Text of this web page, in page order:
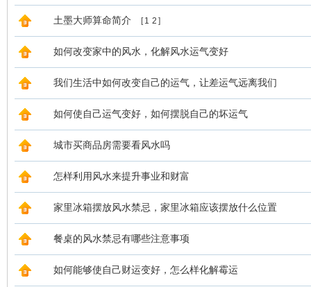
土墨大师算命简介 [ 1 2 ]
如何改变家中的风水，化解风水运气变好
我们生活中如何改变自己的运气，让差运气远离我们
如何使自己运气变好，如何摆脱自己的坏运气
城市买商品房需要看风水吗
怎样利用风水来提升事业和财富
家里冰箱摆放风水禁忌，家里冰箱应该摆放什么位置
餐桌的风水禁忌有哪些注意事项
如何能够使自己财运变好，怎么样化解霉运